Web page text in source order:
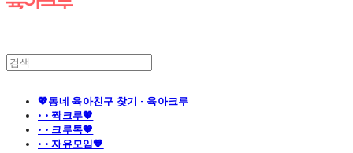
💖동네 육아친구 찾기 - 육아크루
· · 짝크루🧡
· · 크루톡🧡
· · 자유모임🧡